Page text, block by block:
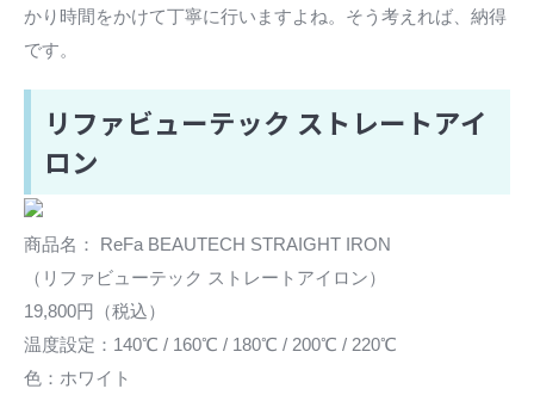
かり時間をかけて丁寧に行いますよね。そう考えれば、納得
です。
リファビューテック ストレートアイ
ロン
商品名： ReFa BEAUTECH STRAIGHT IRON
（リファビューテック ストレートアイロン）
19,800円（税込）
温度設定：140℃ / 160℃ / 180℃ / 200℃ / 220℃
色：ホワイト